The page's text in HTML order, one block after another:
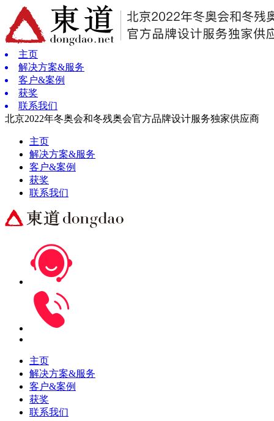
主页
解决方案&服务
客户&案例
获奖
联系我们
北京2022年冬奥会和冬残奥会官方品牌设计服务独家供应商
主页
解决方案&服务
客户&案例
获奖
联系我们
主页
解决方案&服务
客户&案例
获奖
联系我们